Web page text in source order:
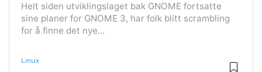
Helt siden utviklingslaget bak GNOME fortsatte
sine planer for GNOME 3, har folk blitt scrambling
for å finne det nye...
Linux